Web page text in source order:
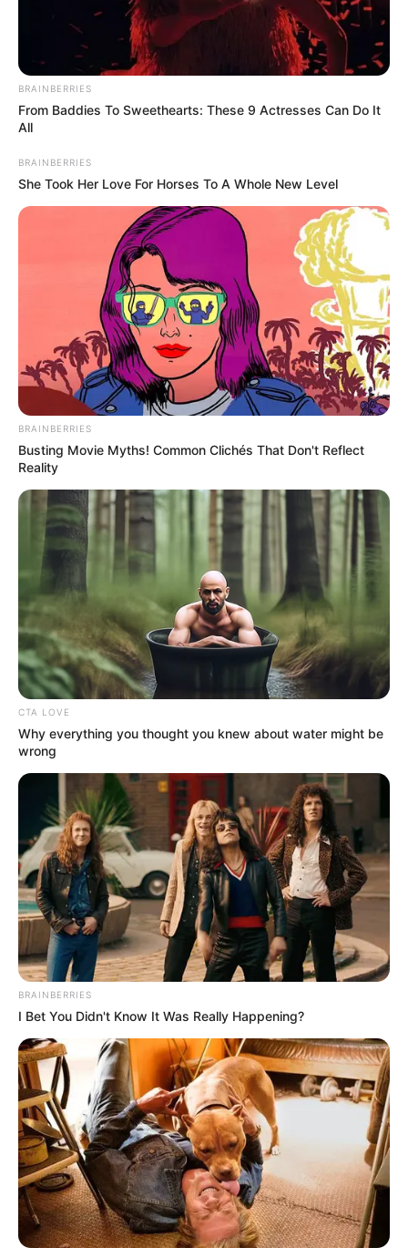
BRAINBERRIES
From Baddies To Sweethearts: These 9 Actresses Can Do It
All
BRAINBERRIES
She Took Her Love For Horses To A Whole New Level
BRAINBERRIES
Busting Movie Myths! Common Clichés That Don't Reflect
Reality
CTA LOVE
Why everything you thought you knew about water might be
wrong
BRAINBERRIES
I Bet You Didn't Know It Was Really Happening?